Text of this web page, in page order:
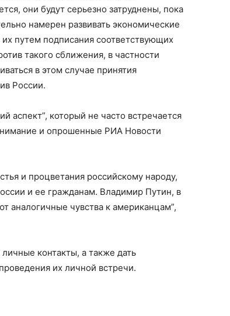
они будут серьезно затруднены, пока
намерен развивать экономические
путем подписания соответствующих
такого сближения, в частности
в этом случае принятия
России.
аспект”, который не часто встречается
и опрошенные РИА Новости
и процветания российскому народу,
и ее гражданам. Владимир Путин, в
аналогичные чувства к американцам”,
контакты, а также дать
их личной встречи.